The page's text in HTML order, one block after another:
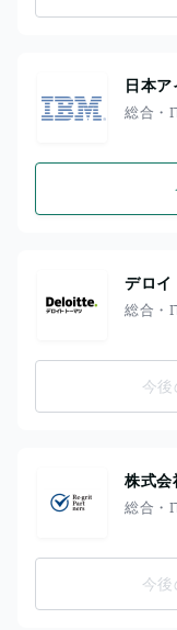
日本
総合・
デロイ
総合・
今
株式
総合・
今